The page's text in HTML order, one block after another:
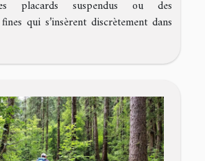
placards suspendus ou des
qui s’insèrent discrètement dans